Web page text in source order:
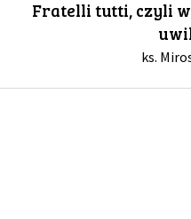
Fratelli tutti, czyli
ks.